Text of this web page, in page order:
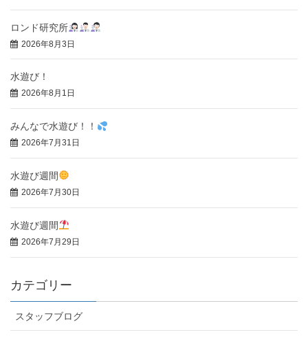
ロンド研究所
2026年8月3日
水遊び！
2026年8月1日
みんなで水遊び！！
2026年7月31日
水遊び週間
2026年7月30日
水遊び週間
2026年7月29日
カテゴリー
スタッフブログ